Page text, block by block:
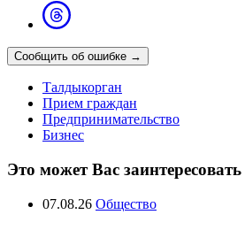
Сообщить об ошибке →
Талдыкорган
Прием граждан
Предпринимательство
Бизнес
Это может Вас заинтересовать
07.08.26 Общество